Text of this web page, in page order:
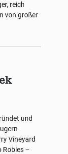
reich
von großer
und
Vineyard
Robles –